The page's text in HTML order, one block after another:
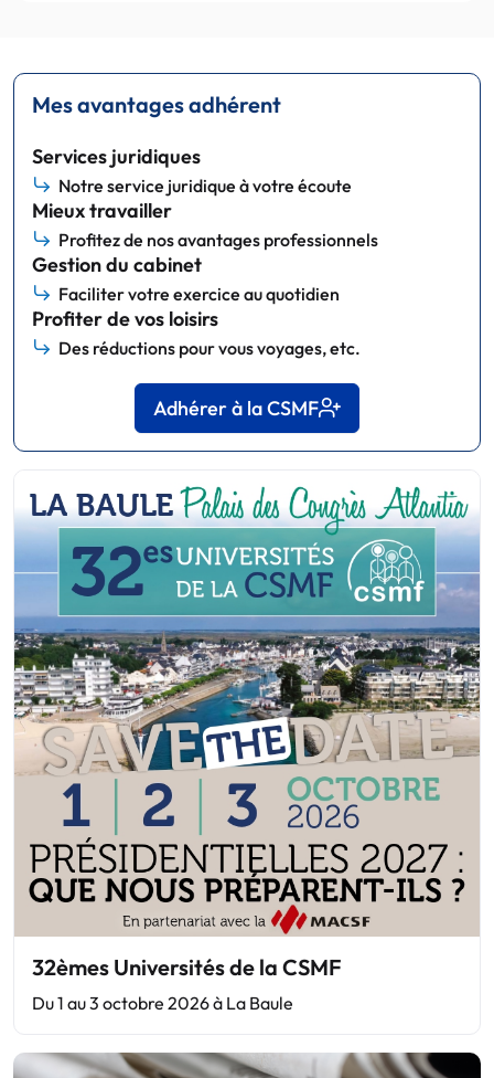
Mes avantages adhérent
Services juridiques
Notre service juridique à votre écoute
Mieux travailler
Profitez de nos avantages professionnels
Gestion du cabinet
Faciliter votre exercice au quotidien
Profiter de vos loisirs
Des réductions pour vous voyages, etc.
Adhérer à la CSMF
32èmes Universités de la CSMF
Du 1 au 3 octobre 2026 à La Baule